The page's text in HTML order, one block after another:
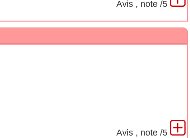
Avis , note /5
Avis , note /5